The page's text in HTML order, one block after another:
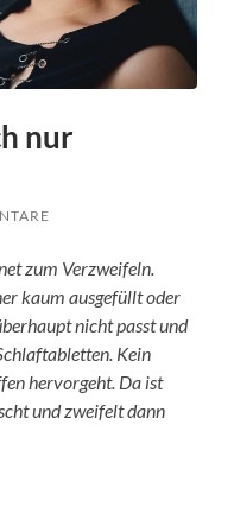
nur
zum Verzweifeln.
kaum ausgefüllt oder
nicht passt und
Kein
hervorgeht. Da ist
und zweifelt dann